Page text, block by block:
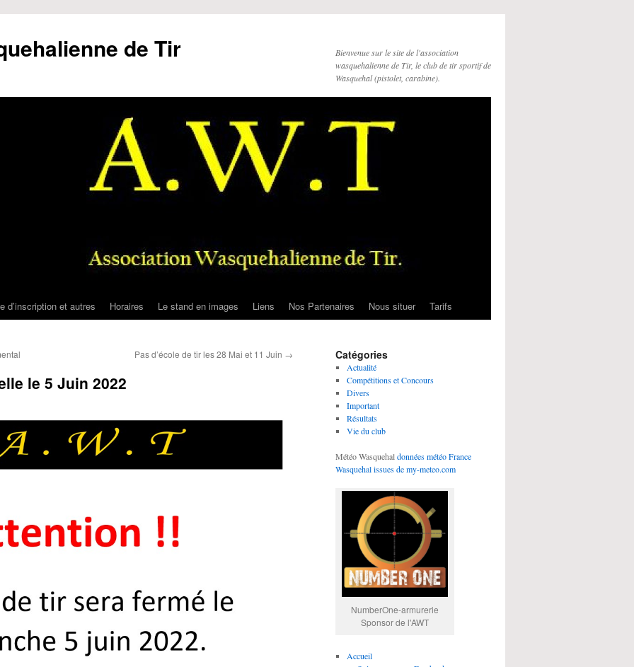
de Tir
Bienvenue sur le site de l'association
wasquehalienne de Tir, le club de tir sportif de
Wasquehal (pistolet, carabine).
d’inscription et autres Horaires Le stand en images Liens Nos Partenaires Nous situer Tarifs
Pas d’école de tir les 28 Mai et 11 Juin →
le 5 Juin 2022
Catégories
Actualité
Compétitions et Concours
Divers
Important
Résultats
Vie du club
Météo Wasquehaldonnées météo France
Wasquehal issues de my-meteo.com
NumberOne-armurerie
Sponsor de l'AWT
Accueil